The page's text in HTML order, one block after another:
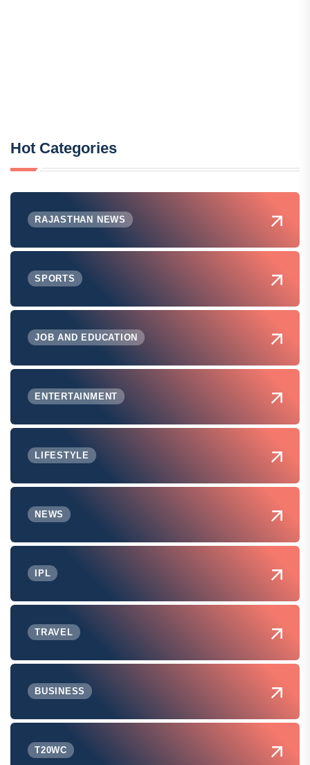
Hot Categories
RAJASTHAN NEWS
SPORTS
JOB AND EDUCATION
ENTERTAINMENT
LIFESTYLE
NEWS
IPL
TRAVEL
BUSINESS
T20WC